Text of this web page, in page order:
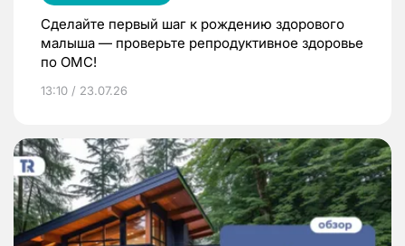
Сделайте первый шаг к рождению здорового
малыша — проверьте репродуктивное здоровье
по ОМС!
13:10 / 23.07.26